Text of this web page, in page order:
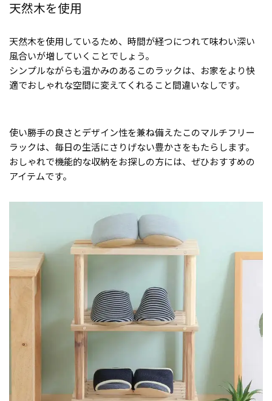
天然木を使用
天然木を使用しているため、時間が経つにつれて味わい深い
風合いが増していくことでしょう。
シンプルながらも温かみのあるこのラックは、お家をより快
適でおしゃれな空間に変えてくれること間違いなしです。
使い勝手の良さとデザイン性を兼ね備えたこのマルチフリー
ラックは、毎日の生活にさりげない豊かさをもたらします。
おしゃれで機能的な収納をお探しの方には、ぜひおすすめの
アイテムです。